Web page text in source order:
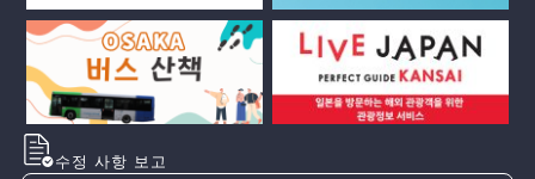
수정 사항 보고